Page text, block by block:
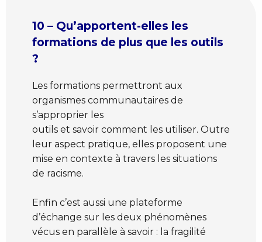
10 – Qu’apportent-elles les
formations de plus que les outils
?
Les formations permettront aux
organismes communautaires de
s’approprier les
outils et savoir comment les utiliser. Outre
leur aspect pratique, elles proposent une
mise en contexte à travers les situations
de racisme.
Enfin c’est aussi une plateforme
d’échange sur les deux phénomènes
vécus en parallèle à savoir : la fragilité